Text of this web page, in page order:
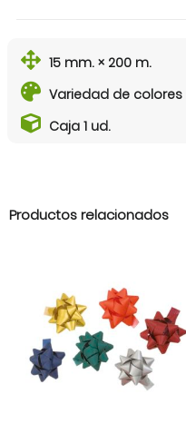
15 mm. × 200 m.
Variedad de colores
Caja 1 ud.
Productos relacionados